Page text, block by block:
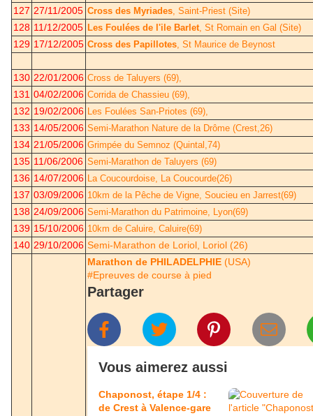
127 27/11/2005 Cross des Myriades, Saint-Priest (Site)
128 11/12/2005 Les Foulées de l'ile Barlet, St Romain en Gal (Site)
129 17/12/2005 Cross des Papillotes, St Maurice de Beynost
130 22/01/2006 Cross de Taluyers (69),
131 04/02/2006 Corrida de Chassieu (69),
132 19/02/2006 Les Foulées San-Priotes (69),
133 14/05/2006 Semi-Marathon Nature de la Drôme (Crest,26)
134 21/05/2006 Grimpée du Semnoz (Quintal,74)
135 11/06/2006 Semi-Marathon de Taluyers (69)
136 14/07/2006 La Coucourdoise, La Coucourde(26)
137 03/09/2006 10km de la Pêche de Vigne, Soucieu en Jarrest(69)
138 24/09/2006 Semi-Marathon du Patrimoine, Lyon(69)
139 15/10/2006 10km de Caluire, Caluire(69)
140 29/10/2006 Semi-Marathon de Loriol, Loriol (26)
Marathon de PHILADELPHIE (USA)
#Epreuves de course à pied
Partager
Vous aimerez aussi
Chaponost, étape 1/4 :
de Crest à Valence-gare